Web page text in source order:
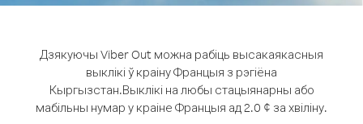
Дзякуючы Viber Out можна рабіць высакаякасныя
выклікі ў краіну Францыя з рэгіёна
Кыргызстан.Выклікі на любы стацыянарны або
мабільны нумар у краіне Францыя ад 2.0 ¢ за хвіліну.